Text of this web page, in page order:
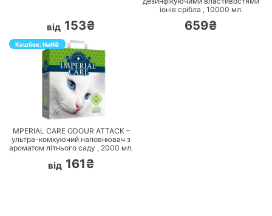
від 153₴
іонів срібла , 10000 мл.
659₴
Кешбек:NaN₴
ПЕРЕЙТИ
MPERIAL CARE ODOUR ATTACK –
ультра-комкуючий наповнювач з
ароматом літнього саду , 2000 мл.
від 161₴